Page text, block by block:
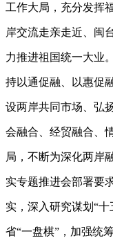
工作大局，充分发挥
岸交流走亲走近、闽
力推进祖国统一大业
持以通促融、以惠促
设两岸共同市场、弘
会融合、经贸融合、
局，不断为深化两岸
实专题推进会部署要
实，深入研究谋划“
省“一盘棋”，加强统